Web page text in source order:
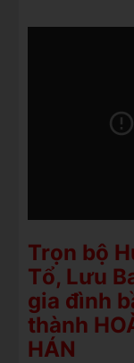
Trọn bộ
Tổ, Lưu
gia đình
thành
HÁN